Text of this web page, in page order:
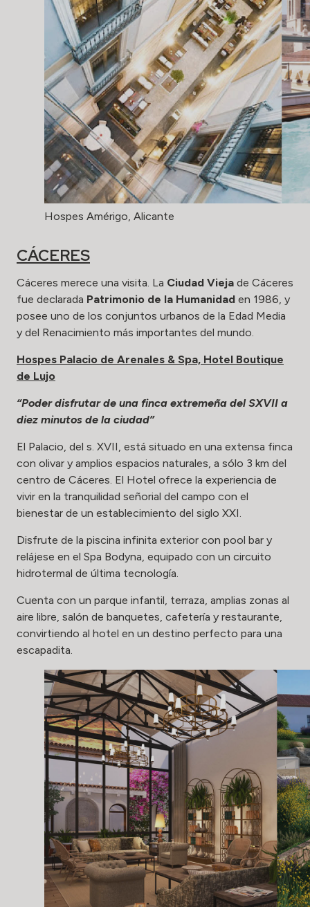
Hospes Amérigo, Alicante
CÁCERES
Cáceres merece una visita. La Ciudad Vieja de Cáceres
fue declarada Patrimonio de la Humanidad en 1986, y
posee uno de los conjuntos urbanos de la Edad Media
y del Renacimiento más importantes del mundo.
Hospes Palacio de Arenales & Spa, Hotel Boutique
de Lujo
“Poder disfrutar de una finca extremeña del SXVII a
diez minutos de la ciudad”
El Palacio, del s. XVII, está situado en una extensa finca
con olivar y amplios espacios naturales, a sólo 3 km del
centro de Cáceres. El Hotel ofrece la experiencia de
vivir en la tranquilidad señorial del campo con el
bienestar de un establecimiento del siglo XXI.
Disfrute de la piscina infinita exterior con pool bar y
relájese en el Spa Bodyna, equipado con un circuito
hidrotermal de última tecnología.
Cuenta con un parque infantil, terraza, amplias zonas al
aire libre, salón de banquetes, cafetería y restaurante,
convirtiendo al hotel en un destino perfecto para una
escapadita.